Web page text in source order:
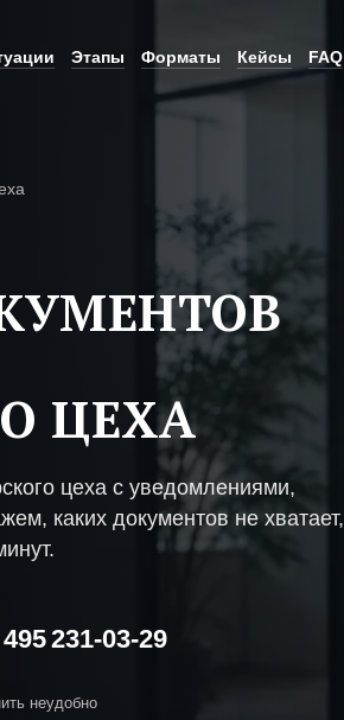
Этапы Форматы Кейсы FAQ
ЦЕХА
цеха с уведомлениями,
каких документов не хватает,
231-03-29
неудобно